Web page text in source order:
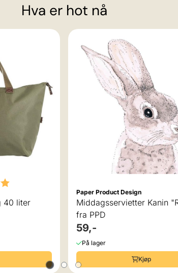
Hva er hot nå
40 liter
Paper Product Design
Middagsservietter Kanin
fra PPD
59,-
På lager
Kjøp